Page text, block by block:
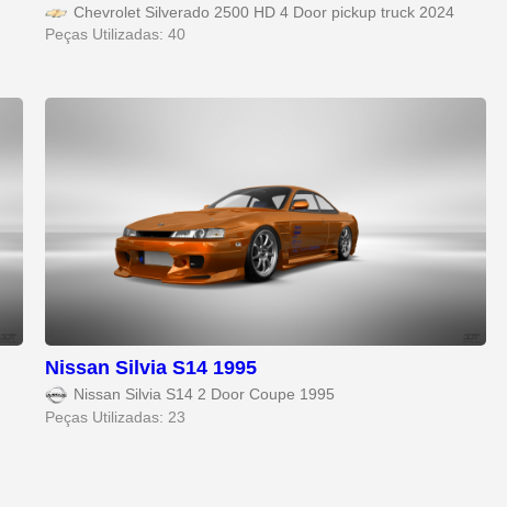
Chevrolet Silverado 2500 HD 4 Door pickup truck 2024
Peças Utilizadas: 40
Nissan Silvia S14 1995
Nissan Silvia S14 2 Door Coupe 1995
Peças Utilizadas: 23